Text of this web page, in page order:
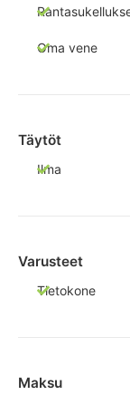
Oma vene
Täytöt
Ilma
Varusteet
Tietokone
Maksu